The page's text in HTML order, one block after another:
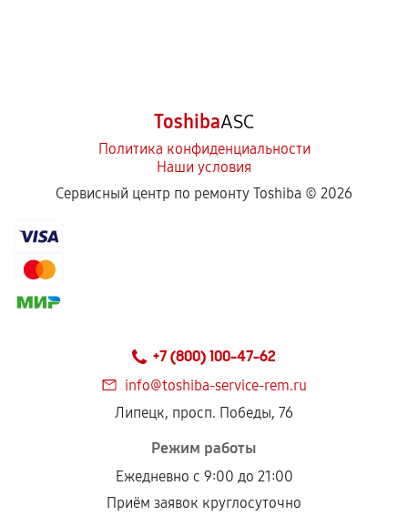
ToshibaASC
Политика конфиденциальности
Наши условия
Сервисный центр по ремонту Toshiba © 2026
+7 (800) 100-47-62
info@toshiba-service-rem.ru
Липецк, просп. Победы, 76
Режим работы
Ежедневно с 9:00 до 21:00
Приём заявок круглосуточно